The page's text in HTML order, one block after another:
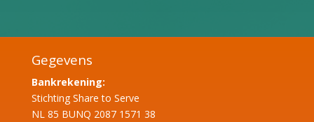
Gegevens
Bankrekening:
Stichting Share to Serve
NL 85 BUNQ 2087 1571 38